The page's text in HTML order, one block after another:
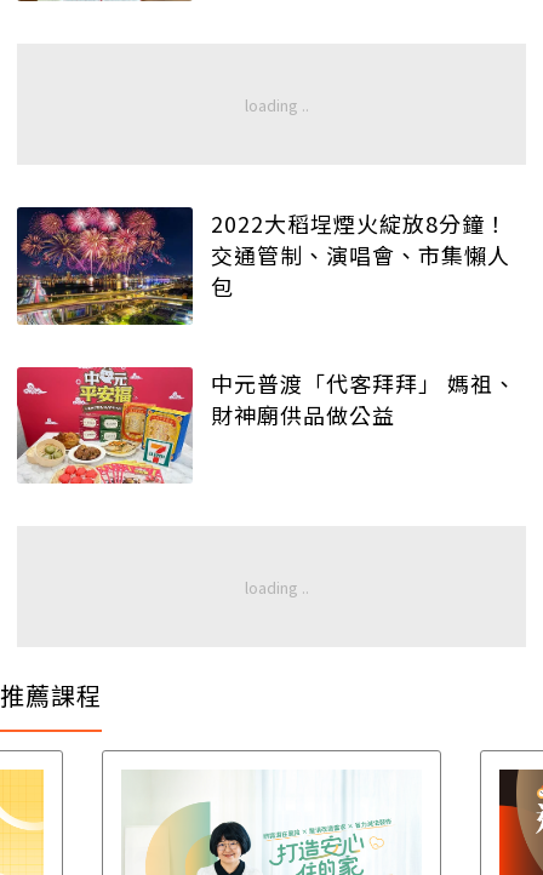
2022大稻埕煙火綻放8分鐘！
交通管制、演唱會、市集懶人
包
中元普渡「代客拜拜」 媽祖、
財神廟供品做公益
推薦課程